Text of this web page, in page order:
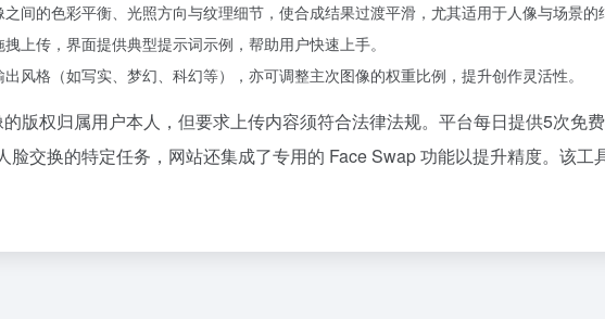
之间的色彩平衡、光照方向与纹理细节，使合成结果过渡平滑，尤其适用于人像与场景的
上传，界面提供典型提示词示例，帮助用户快速上手。
出风格（如写实、梦幻、科幻等），亦可调整主次图像的权重比例，提升创作灵活性。
版权归属用户本人，但要求上传内容须符合法律法规。平台每日提供5次免
脸交换的特定任务，网站还集成了专用的 Face Swap 功能以提升精度。该